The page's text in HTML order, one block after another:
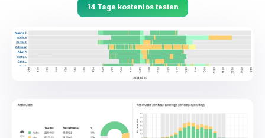
14 Tage kostenlos testen